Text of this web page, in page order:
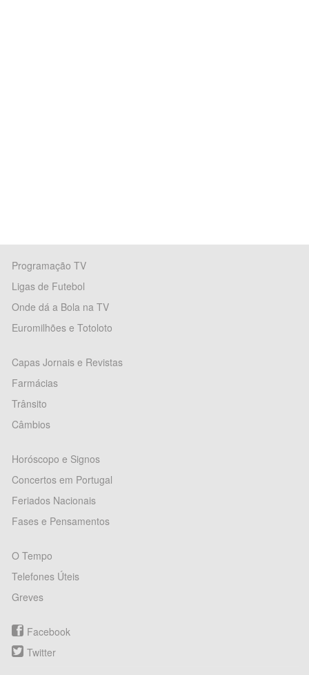
Programação TV
Ligas de Futebol
Onde dá a Bola na TV
Euromilhões e Totoloto
Capas Jornais e Revistas
Farmácias
Trânsito
Câmbios
Horóscopo e Signos
Concertos em Portugal
Feriados Nacionais
Fases e Pensamentos
O Tempo
Telefones Úteis
Greves
Facebook
Twitter